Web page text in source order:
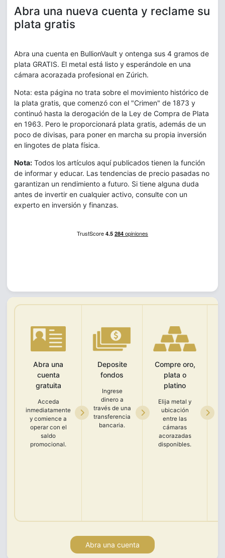
Abra una nueva cuenta y reclame su
plata gratis
Abra una cuenta en BullionVault y ontenga sus 4 gramos de
plata GRATIS. El metal está listo y esperándole en una
cámara acorazada profesional en Zúrich.
Nota: esta página no trata sobre el movimiento histórico de
la plata gratis, que comenzó con el "Crimen" de 1873 y
continuó hasta la derogación de la Ley de Compra de Plata
en 1963. Pero le proporcionará plata gratis, además de un
poco de divisas, para poner en marcha su propia inversión
en lingotes de plata física.
Nota: Todos los artículos aquí publicados tienen la función
de informar y educar. Las tendencias de precio pasadas no
garantizan un rendimiento a futuro. Si tiene alguna duda
antes de invertir en cualquier activo, consulte con un
experto en inversión y finanzas.
Abra una
cuenta
gratuita
Acceda
inmediatamente
y comience a
operar con el
saldo
promocional.
Deposite
fondos
Ingrese
dinero a
través de una
transferencia
bancaria.
Compre oro,
plata o
platino
Elija metal y
ubicación
entre las
cámaras
acorazadas
disponibles.
Abra una cuenta